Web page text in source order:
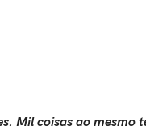
Mil coisas ao mesmo